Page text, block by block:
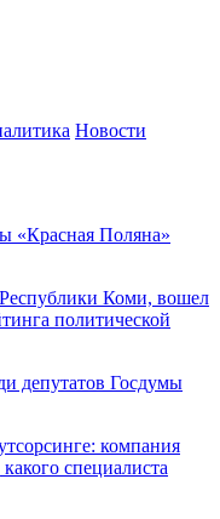
Новости
«Красная Поляна»
Коми, вошел
политической
депутатов Госдумы
компания
специалиста